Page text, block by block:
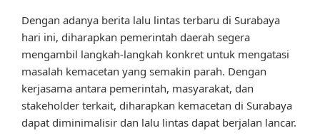
Dengan adanya berita lalu lintas terbaru di Surabaya
hari ini, diharapkan pemerintah daerah segera
mengambil langkah-langkah konkret untuk mengatasi
masalah kemacetan yang semakin parah. Dengan
kerjasama antara pemerintah, masyarakat, dan
stakeholder terkait, diharapkan kemacetan di Surabaya
dapat diminimalisir dan lalu lintas dapat berjalan lancar.